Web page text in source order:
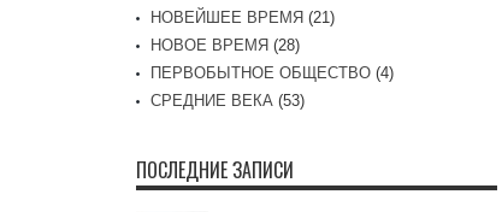
НОВЕЙШЕЕ ВРЕМЯ (21)
НОВОЕ ВРЕМЯ (28)
ПЕРВОБЫТНОЕ ОБЩЕСТВО(4)
СРЕДНИЕ ВЕКА(53)
ПОСЛЕДНИЕ ЗАПИСИ